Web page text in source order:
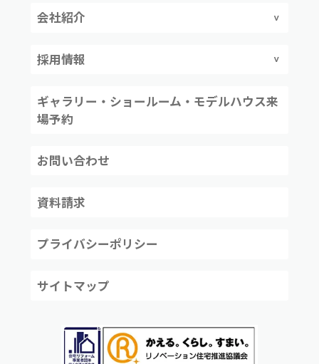
会社紹介
採用情報
ギャラリー・ショールーム・モデルハウス来
場予約
お問い合わせ
資料請求
プライバシーポリシー
サイトマップ